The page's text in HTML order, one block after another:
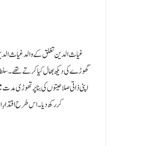
غیاث الدین تغلق کے والد غیاث
گھوڑے کی دیکھ بھال کیا کرتے تھے۔
اپنی ذاتی صلاحیتوں کی بنا پر تھوڑی
کر رکھ دیا۔ اس طرح اقتدارِ